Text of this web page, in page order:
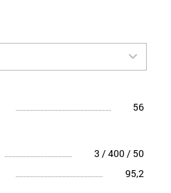
56
3 / 400 / 50
95,2